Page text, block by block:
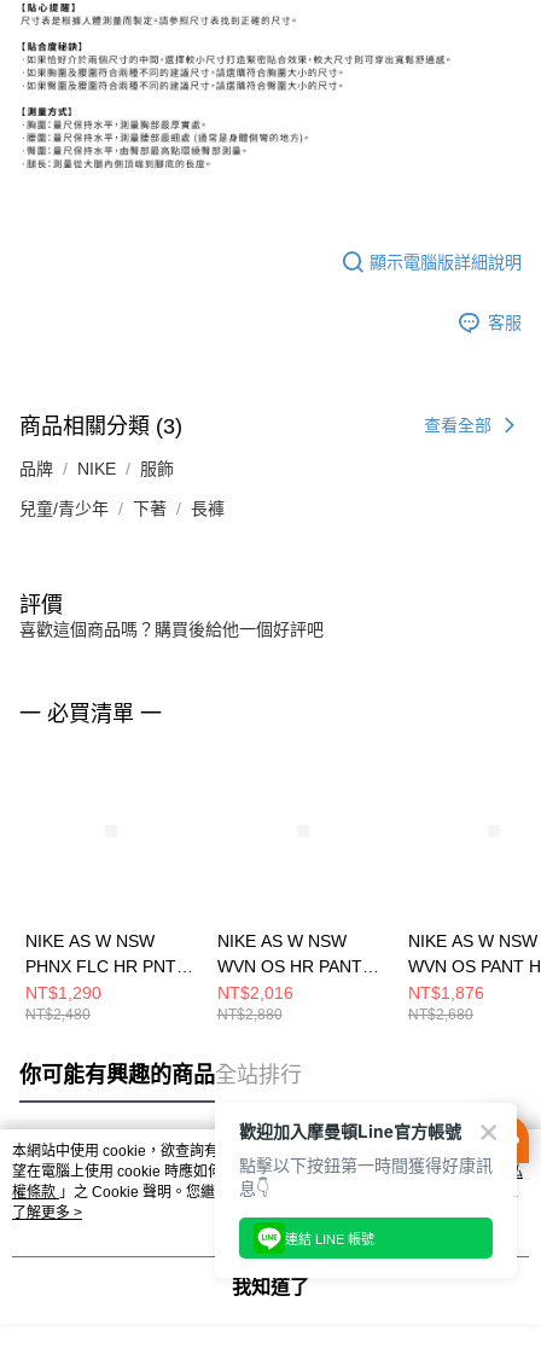
顯示電腦版詳細說明
客服
商品相關分類 (3) 查看全部
品牌 NIKE 服飾
兒童/青少年 下著 長褲
評價
喜歡這個商品嗎？購買後給他一個好評吧
一 必買清單 一
NIKE AS W NSW
PHNX FLC HR PNT
WIDE 女 長褲
DQ5616063
NT$1,290
NT$2,480
NIKE AS W NSW
WVN OS HR PANT
GCEL 女 長褲
IF0392214
NT$2,016
NT$2,880
NIKE AS W NSW
WVN OS PANT
GCEL 女 長褲
II0445047
NT$1,876
NT$2,680
你可能有興趣的商品全站排行
熱門標籤
本網站中使用 cookie，欲查詢有關本網站使用 cookie 方式之詳情，及若您不希
望在電腦上使用 cookie 時應如何變更電腦的 cookie 設定，請參閱本網站「
隱私
權條款 」之 Cookie 聲明。您繼續使用本網站即表示您同意本公司得按本網站使
用條款之 Cookie 聲明使用 cookie。
了解更多 >
我知道了
歡迎加入摩曼頓Line官方帳號
點擊以下按鈕第一時間獲得好康訊
息👇
連結 LINE 帳號